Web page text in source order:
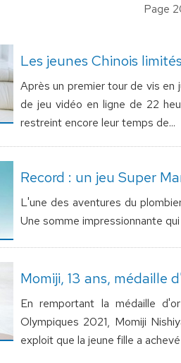
Page
Les jeunes Chinois
Après un premier tour de vis en
de jeu vidéo en ligne de 22
restreint encore leur temps de...
Record : un jeu Super
L'une des aventures du
Une somme impressionnante
Momiji, 13 ans, médaille
En remportant la médaille
Olympiques 2021, Momiji
exploit que la jeune fille a